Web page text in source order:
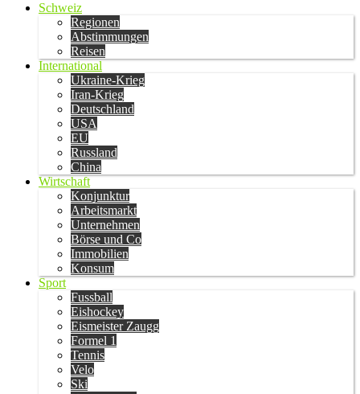
Schweiz
Regionen
Abstimmungen
Reisen
International
Ukraine-Krieg
Iran-Krieg
Deutschland
USA
EU
Russland
China
Wirtschaft
Konjunktur
Arbeitsmarkt
Unternehmen
Börse und Co
Immobilien
Konsum
Sport
Fussball
Eishockey
Eismeister Zaugg
Formel 1
Tennis
Velo
Ski